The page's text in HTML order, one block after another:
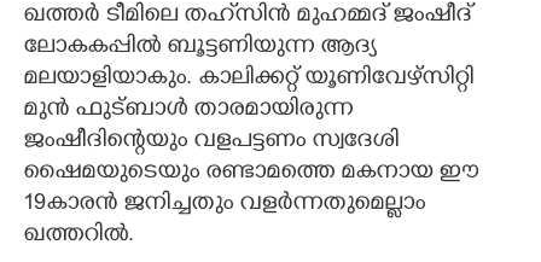
ഖത്തർ ടീമിലെ തഹ്‌സിൻ മുഹമ്മദ് ജംഷീദ്
ലോകകപ്പിൽ ബൂട്ടണിയുന്ന ആദ്യ
മലയാളിയാകും. കാലിക്കറ്റ് യൂണിവേഴ്സിറ്റി
മുൻ ഫുട്ബാൾ താരമായിരുന്ന
ജംഷീദിന്റെയും വളപട്ടണം സ്വദേശി
ഷൈമയുടെയും രണ്ടാമത്തെ മകനായ ഈ
19കാരൻ ജനിച്ചതും വളർന്നതുമെല്ലാം
ഖത്തറിൽ.